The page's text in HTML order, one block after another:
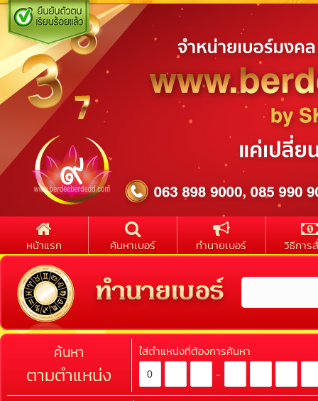
หน้าแรก ค้นหาเบอร์ ทำนายเบอร์ วิธีการ
ค้นหา
ตามตำแหน่ง
ใส่ตำแหน่งที่ต้องการค้นหา
-